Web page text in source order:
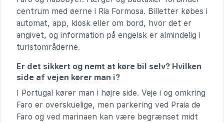
centrum med øerne i Ria Formosa. Billetter købes i
automat, app, kiosk eller om bord, hvor det er
angivet, og information på engelsk er almindelig i
turistområderne.
Er det sikkert og nemt at køre bil selv? Hvilken
side af vejen kører man i?
I Portugal kører man i højre side. Veje i og omkring
Faro er overskuelige, men parkering ved Praia de
Faro og ved marinaen kan være begrænset midt